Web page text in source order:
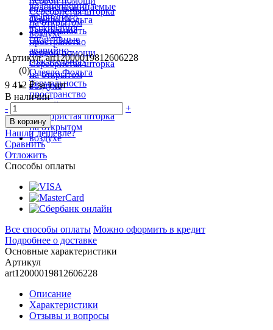
Артикул: art12000019812606228
(0)
9 412 ₽за 1 шт
В наличии
-
+
В корзину
Нашли дешевле?
Сравнить
Отложить
Способы оплаты
Все способы оплаты Можно оформить в кредит
Подробнее о доставке
Основные характеристики
Артикул
art12000019812606228
Описание
Характеристики
Отзывы и вопросы